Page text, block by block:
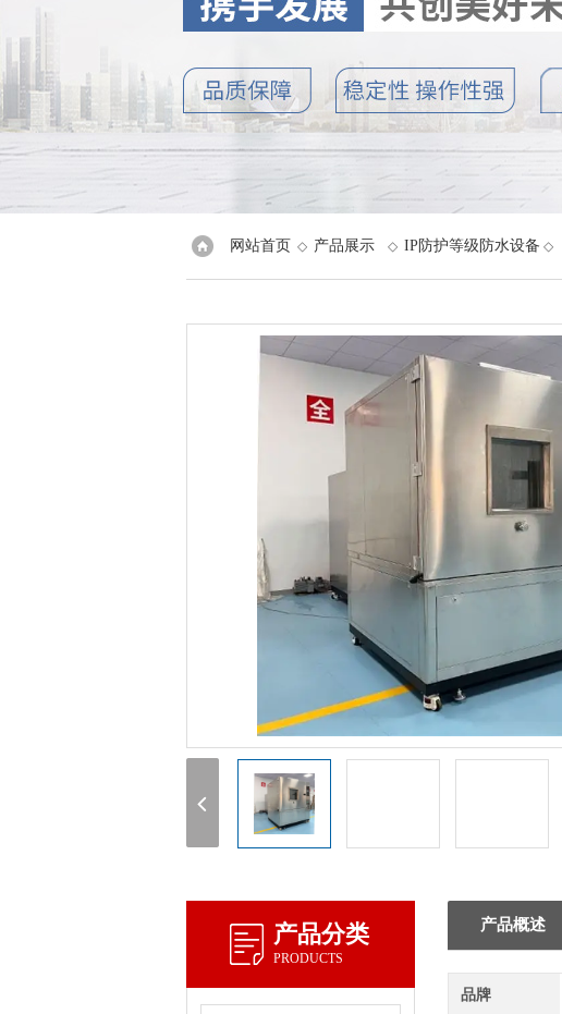
网站首页 ◇ 产品展示 ◇ IP防护等级防水设备 ◇
产品分类
PRODUCTS
产品概述
品牌